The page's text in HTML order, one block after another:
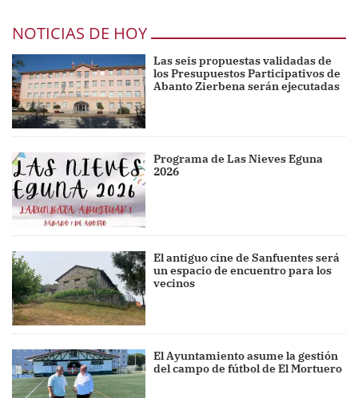
NOTICIAS DE HOY
Las seis propuestas validadas de
los Presupuestos Participativos de
Abanto Zierbena serán ejecutadas
Programa de Las Nieves Eguna
2026
El antiguo cine de Sanfuentes será
un espacio de encuentro para los
vecinos
El Ayuntamiento asume la gestión
del campo de fútbol de El Mortuero